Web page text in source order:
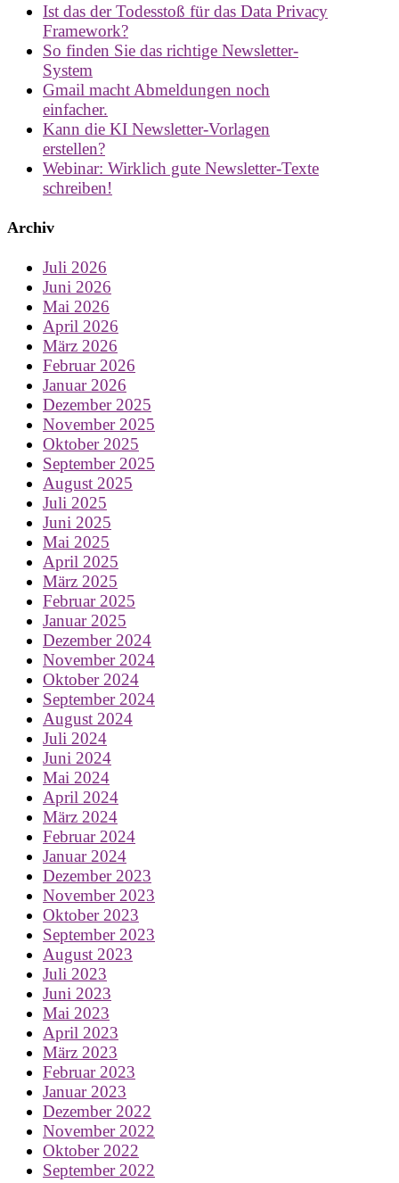
Ist das der Todesstoß für das Data Privacy
Framework?
So finden Sie das richtige Newsletter-
System
Gmail macht Abmeldungen noch
einfacher.
Kann die KI Newsletter-Vorlagen
erstellen?
Webinar: Wirklich gute Newsletter-Texte
schreiben!
Archiv
Juli 2026
Juni 2026
Mai 2026
April 2026
März 2026
Februar 2026
Januar 2026
Dezember 2025
November 2025
Oktober 2025
September 2025
August 2025
Juli 2025
Juni 2025
Mai 2025
April 2025
März 2025
Februar 2025
Januar 2025
Dezember 2024
November 2024
Oktober 2024
September 2024
August 2024
Juli 2024
Juni 2024
Mai 2024
April 2024
März 2024
Februar 2024
Januar 2024
Dezember 2023
November 2023
Oktober 2023
September 2023
August 2023
Juli 2023
Juni 2023
Mai 2023
April 2023
März 2023
Februar 2023
Januar 2023
Dezember 2022
November 2022
Oktober 2022
September 2022